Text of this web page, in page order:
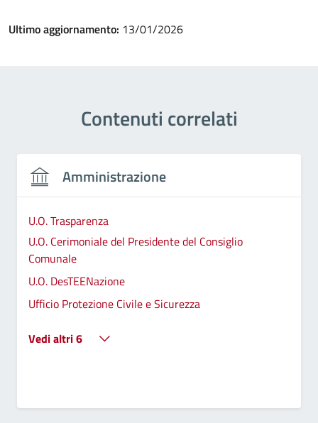
Ultimo aggiornamento: 13/01/2026
Contenuti correlati
Amministrazione
U.O. Trasparenza
U.O. Cerimoniale del Presidente del Consiglio
Comunale
U.O. DesTEENazione
Ufficio Protezione Civile e Sicurezza
Vedi altri 6